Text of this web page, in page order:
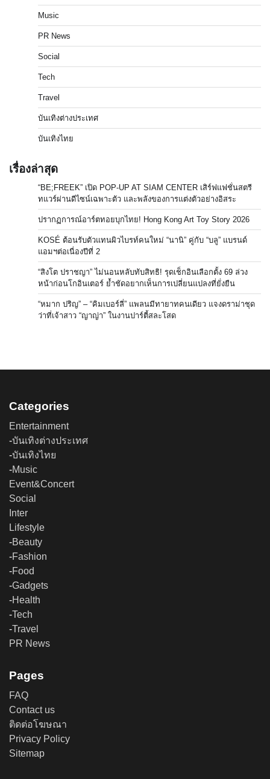
Music
PR News
Social
Tech
Travel
บันเทิงต่างประเทศ
บันเทิงไทย
เรื่องล่าสุด
“BE;FREEK” เปิด POP-UP AT SIAM CENTER เสิร์ฟแฟชั่นสตรี
ทแวร์ผ่านดีไซน์เฉพาะตัว และพลังของการแต่งตัวอย่างอิสระ
ปรากฏการณ์อาร์ตทอยบุกไทย! Hong Kong Art Toy Story 2026
KOSÉ ต้อนรับตัวแทนผิวไบรท์คนใหม่ “นานิ” คู่กับ “บลู” แบรนด์
แอมฯต่อเนื่องปีที่ 2
“สิงโต ปราชญา” ไม่นอนหลับทับสิทธิ! รุดเช็กอินเลือกตั้ง 69 ล่วง
หน้าก่อนโกอินเตอร์ ย้ำชัดอยากเห็นการเปลี่ยนแปลงที่ยั่งยืน
“หมาก ปริญ” – “คิมเบอร์ลี่” แพลนมีทายาทคนเดียว แจงดราม่าชุด
ว่าที่เจ้าสาว “ญาญ่า” ในงานปาร์ตี้สละโสด
Categories
Entertainment
-บันเทิงต่างประเทศ
-บันเทิงไทย
-Music
Event&Concert
Social
Inter
Lifestyle
-Beauty
-Fashion
-Food
-Gadgets
-Health
-Tech
-Travel
PR News
Pages
FAQ
Contact us
ติดต่อโฆษณา
Privacy Policy
Sitemap